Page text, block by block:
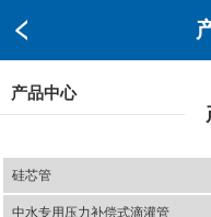
产品中心
硅芯管
中水专用压力补偿式滴灌管